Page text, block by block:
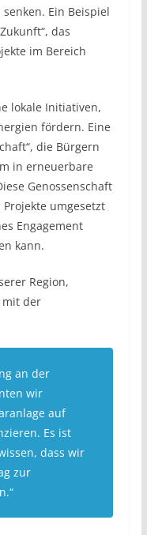
Ein Beispiel
das
im Bereich
lokale Initiativen,
fördern. Eine
die Bürgern
in erneuerbare
Genossenschaft
umgesetzt
Engagement
kann.
Region,
mit der
an der
wir
auf
Es ist
dass wir
zur